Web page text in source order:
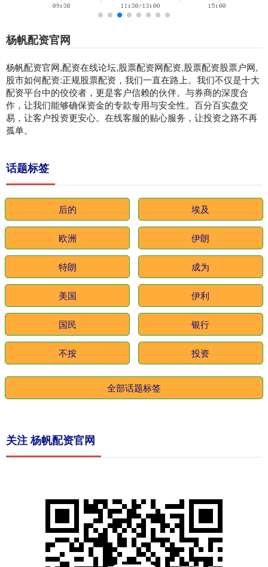
杨帆配资官网
杨帆配资官网,配资在线论坛,股票配资网配资,股票配资股票户网,
股市如何配资:正规股票配资，我们一直在路上。我们不仅是十大
配资平台中的佼佼者，更是客户信赖的伙伴。与券商的深度合
作，让我们能够确保资金的专款专用与安全性。百分百实盘交
易，让客户投资更安心。在线客服的贴心服务，让投资之路不再
孤单。
话题标签
后的 埃及
欧洲 伊朗
特朗 成为
美国 伊利
国民 银行
不按 投资
全部话题标签
关注 杨帆配资官网